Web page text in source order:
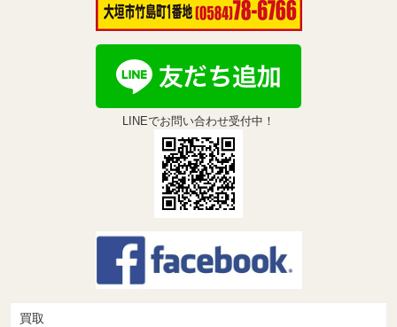
LINEでお問い合わせ受付中！
買取